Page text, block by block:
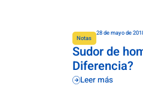
Notas
28 de mayo de
Sudor de
Diferencia?
Leer más